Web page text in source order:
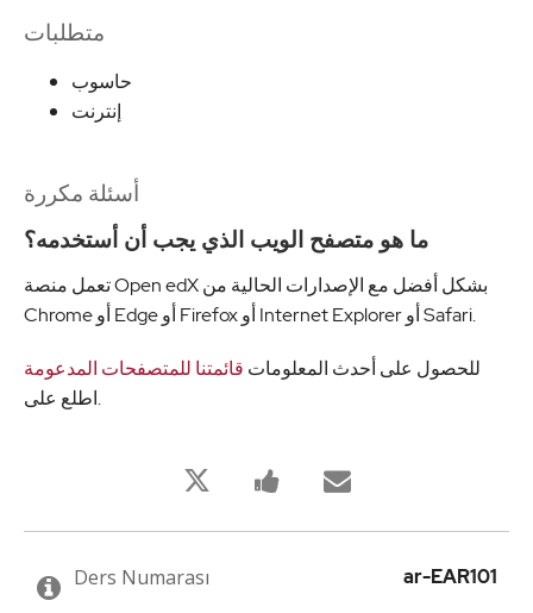
متطلبات
حاسوب
إنترنت
أسئلة مكررة
ما هو متصفح الويب الذي يجب أن أستخدمه؟
تعمل منصة Open edX بشكل أفضل مع الإصدارات الحالية من
Chrome أو Edge أو Firefox أو Internet Explorer أو Safari.
للحصول على أحدث المعلومات قائمتنا للمتصفحات المدعومة
اطلع على.
derse
twitleyin
Bu
derse
yaptığınızı
Facebook
Birisine
bu
Ders Numarası ar-EAR101